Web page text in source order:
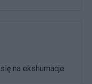
na ekshumacje